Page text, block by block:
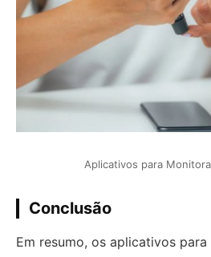
Aplicativos para
Conclusão
Em resumo, os aplicativos